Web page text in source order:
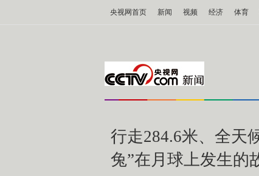
央视网首页 新闻 视频 经济 体育
行走284.6米、全
兔”在月球上发生的